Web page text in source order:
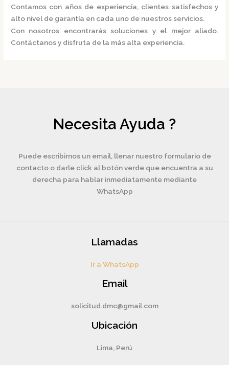
Contamos con años de experiencia, clientes satisfechos y
alto nivel de garantía en cada uno de nuestros servicios.
Con nosotros encontrarás soluciones y el mejor aliado.
Contáctanos y disfruta de la más alta experiencia.
Necesita Ayuda ?
Puede escribirnos un email, llenar nuestro formulario de
contacto o darle click al botón verde que encuentra a su
derecha para hablar inmediatamente mediante
WhatsApp
Llamadas
Ir a WhatsApp
Email
solicitud.dmc@gmail.com
Ubicación
Lima, Perú